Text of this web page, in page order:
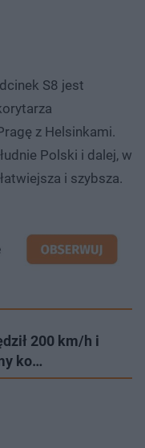
S8 jest
z Helsinkami.
Polski i dalej, w
i szybsza.
200 km/h i
ko…